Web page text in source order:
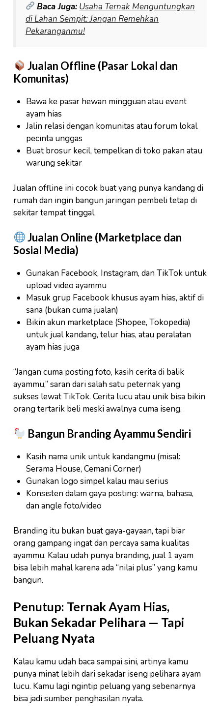
Baca Juga: Usaha Ternak Menguntungkan
di Lahan Sempit: Jangan Remehkan
Pekaranganmu!
Jualan Offline (Pasar Lokal dan
Komunitas)
Bawa ke pasar hewan mingguan atau event
ayam hias
Jalin relasi dengan komunitas atau forum lokal
pecinta unggas
Buat brosur kecil, tempelkan di toko pakan atau
warung sekitar
Jualan offline ini cocok buat yang punya kandang di
rumah dan ingin bangun jaringan pembeli tetap di
sekitar tempat tinggal.
Jualan Online (Marketplace dan
Sosial Media)
Gunakan Facebook, Instagram, dan TikTok untuk
upload video ayammu
Masuk grup Facebook khusus ayam hias, aktif di
sana (bukan cuma jualan)
Bikin akun marketplace (Shopee, Tokopedia)
untuk jual kandang, telur hias, atau peralatan
ayam hias juga
“Jangan cuma posting foto, kasih cerita di balik
ayammu,” saran dari salah satu peternak yang
sukses lewat TikTok. Cerita lucu atau unik bisa bikin
orang tertarik beli meski awalnya cuma iseng.
Bangun Branding Ayammu Sendiri
Kasih nama unik untuk kandangmu (misal:
Serama House, Cemani Corner)
Gunakan logo simpel kalau mau serius
Konsisten dalam gaya posting: warna, bahasa,
dan angle foto/video
Branding itu bukan buat gaya-gayaan, tapi biar
orang gampang ingat dan percaya sama kualitas
ayammu. Kalau udah punya branding, jual 1 ayam
bisa lebih mahal karena ada “nilai plus” yang kamu
bangun.
Penutup: Ternak Ayam Hias,
Bukan Sekadar Pelihara — Tapi
Peluang Nyata
Kalau kamu udah baca sampai sini, artinya kamu
punya minat lebih dari sekadar iseng pelihara ayam
lucu. Kamu lagi ngintip peluang yang sebenarnya
bisa jadi sumber penghasilan nyata.